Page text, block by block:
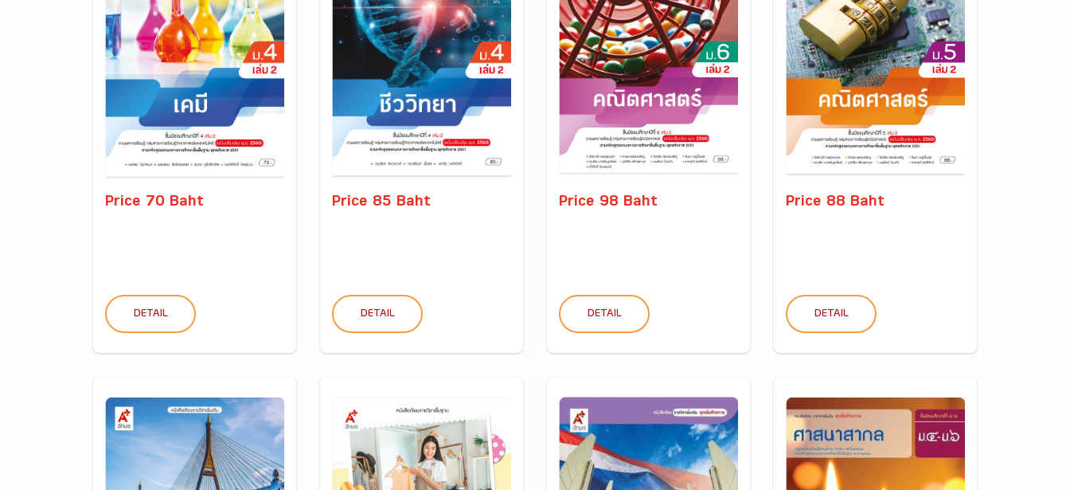
Price 70 Baht
DETAIL
Price 85 Baht
DETAIL
Price 98 Baht
DETAIL
Price 88 Baht
DETAIL